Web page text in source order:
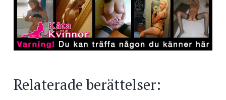
Relaterade berättelser: